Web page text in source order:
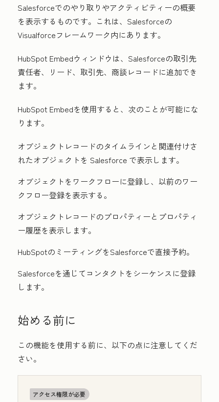
Salesforceでのやり取りやアクティビティーの概要
を表示するものです。これは、Salesforceの
Visualforceフレームワーク内にあります。
HubSpot Embedウィンドウは、Salesforceの取引先
責任者、リード、取引先、商談レコードに追加でき
ます。
HubSpot Embedを使用すると、次のことが可能にな
ります。
オブジェクトレコードのタイムラインと関連付けさ
れたオブジェクトを Salesforce で表示します。
オブジェクトをワークフローに登録し、以前のワー
クフロー登録を表示する。
オブジェクトレコードのプロパティーとプロパティ
ー履歴を表示します。
HubSpotのミーティングをSalesforceで直接予約。
Salesforceを通じてコンタクトをシーケンスに登録
します。
始める前に
この機能を使用する前に、以下の点に注意してくだ
さい。
アクセス権限が必要